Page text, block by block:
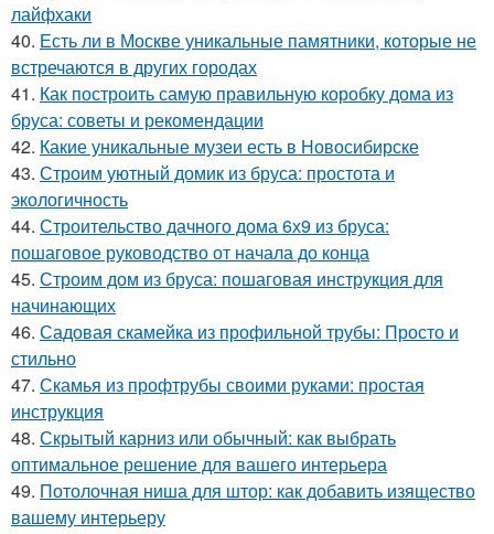
лайфхаки
40. Есть ли в Москве уникальные памятники, которые не
встречаются в других городах
41. Как построить самую правильную коробку дома из
бруса: советы и рекомендации
42. Какие уникальные музеи есть в Новосибирске
43. Строим уютный домик из бруса: простота и
экологичность
44. Строительство дачного дома 6х9 из бруса:
пошаговое руководство от начала до конца
45. Строим дом из бруса: пошаговая инструкция для
начинающих
46. Садовая скамейка из профильной трубы: Просто и
стильно
47. Скамья из профтрубы своими руками: простая
инструкция
48. Скрытый карниз или обычный: как выбрать
оптимальное решение для вашего интерьера
49. Потолочная ниша для штор: как добавить изящество
вашему интерьеру